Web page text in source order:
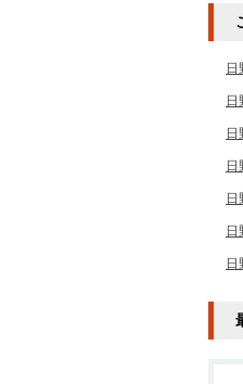
日
日
日
日
日
日
日